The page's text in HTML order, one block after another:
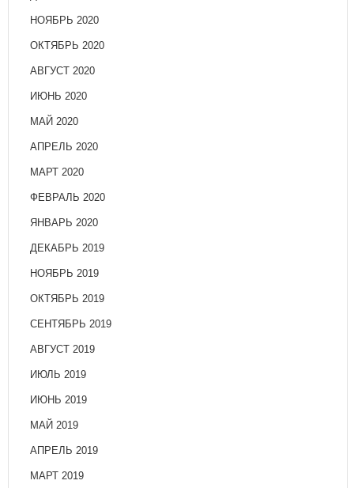
НОЯБРЬ 2020
ОКТЯБРЬ 2020
АВГУСТ 2020
ИЮНЬ 2020
МАЙ 2020
АПРЕЛЬ 2020
МАРТ 2020
ФЕВРАЛЬ 2020
ЯНВАРЬ 2020
ДЕКАБРЬ 2019
НОЯБРЬ 2019
ОКТЯБРЬ 2019
СЕНТЯБРЬ 2019
АВГУСТ 2019
ИЮЛЬ 2019
ИЮНЬ 2019
МАЙ 2019
АПРЕЛЬ 2019
МАРТ 2019